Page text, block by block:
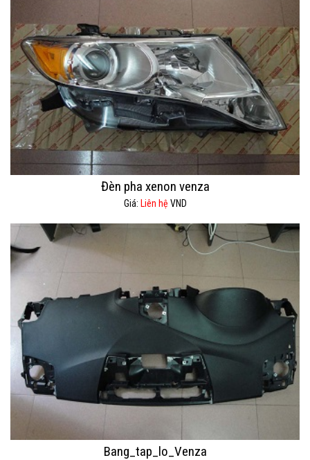
Đèn pha xenon venza
Giá: Liên hệ VND
Bang_tap_lo_Venza